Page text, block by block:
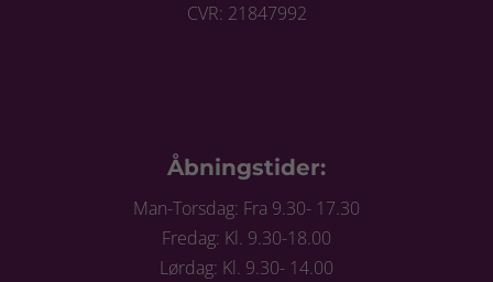
CVR: 21847992
Åbningstider:
Man-Torsdag: Fra 9.30- 17.30
Fredag: Kl. 9.30-18.00
Lørdag: Kl. 9.30- 14.00